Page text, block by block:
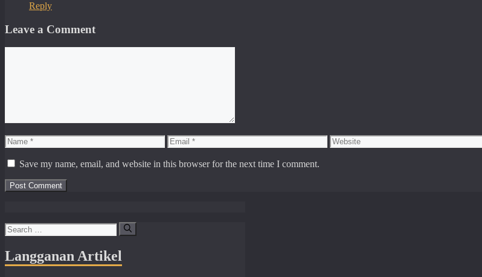
Reply
Leave a Comment
Name Email Website
Save my name, email, and website in this browser for the next time I comment.
Search
for:
Langganan Artikel